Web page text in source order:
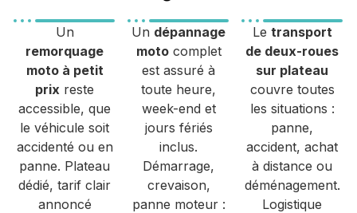
Un
remorquage
moto à petit
prix reste
accessible, que
le véhicule soit
accidenté ou en
panne. Plateau
dédié, tarif clair
annoncé
Un dépannage
motocomplet
est assuré à
toute heure,
week-end et
jours fériés
inclus.
Démarrage,
crevaison,
panne moteur :
Le transport
de deux-roues
sur plateau
couvre toutes
les situations :
panne,
accident, achat
à distance ou
déménagement.
Logistique